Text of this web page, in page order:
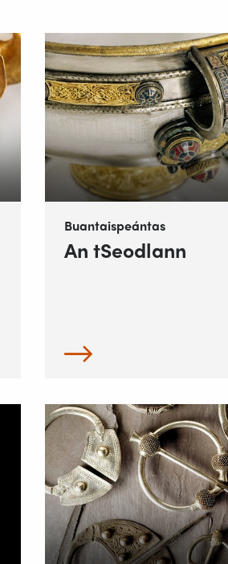
Buantaispeántas
An tSeodlann